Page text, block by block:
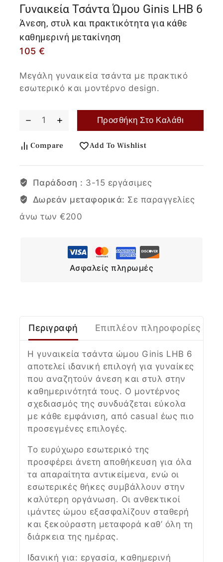
Γυναικεία Τσάντα Ώμου Ginis LHB 6
Άνεση, στυλ και πρακτικότητα για κάθε
καθημερινή μετακίνηση
105 €
Μεγάλη γυναικεία τσάντα με πρακτικό
εσωτερικό και μοντέρνο design.
Προσθήκη Στο Καλάθι
Compare Add To Wishlist
Παράδοση : 3-15 εργάσιμες
Δωρεάν μεταφορικά: Σε παραγγελίες
άνω των €200
Ασφαλείς πληρωμές
Περιγραφή Επιπλέον πληροφορίες
Η γυναικεία τσάντα ώμου Ginis LHB 6
αποτελεί ιδανική επιλογή για γυναίκες
που αναζητούν άνεση και στυλ στην
καθημερινότητά τους. Ο μοντέρνος
σχεδιασμός της συνδυάζεται εύκολα
με κάθε εμφάνιση, από casual έως πιο
προσεγμένες επιλογές.
Το ευρύχωρο εσωτερικό της
προσφέρει άνετη αποθήκευση για όλα
τα απαραίτητα αντικείμενα, ενώ οι
εσωτερικές θήκες συμβάλλουν στην
καλύτερη οργάνωση. Οι ανθεκτικοί
ιμάντες ώμου εξασφαλίζουν σταθερή
και ξεκούραστη μεταφορά καθ’ όλη τη
διάρκεια της ημέρας.
Ιδανική για: εργασία, καθημερινή